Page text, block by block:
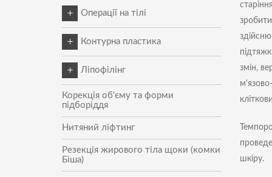
Пластика мочки вуха
Операції на тілі
Хірургічне лікування гінекомастії
Ліпосакція
Ліпосакція обличчя та шиї
Ліпосакція рук
Ліпосакція пахв
Ліпосакція живота і талії
Інтимна пластика (лабіопластика)
Лікування гіпергідрозу хірургічним
шляхом
Гіменопластика - відновлення
невинності
Контурна пластика
Ін'єкційне збільшення губ
Ін'єкції гіалуронової кислоти
(уколи краси)
Радіесс (Radiess) - препарат для
контурної пластики обличчя
Хірургічні методи корекції форми
та об'єму губ (Хейлопластика)
Ліпофілінг
Ліпофілінг обличчя
Ліпофілінг кистей рук
Ліпофілінг сідниць та стегон
Ліпофілінг ніг (гомілок)
Корекція об'єму та форми
підборіддя
Нитяний ліфтинг
Резекція жирового тіла щоки (комки
Біша)
змін,
шкіру.